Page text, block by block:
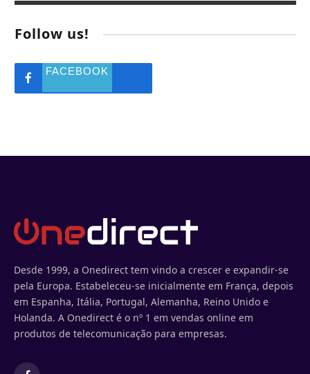
Follow us!
FACEBOOK
Desde 1999, a Onedirect tem vindo a crescer e expandir-se
pela Europa. Estabeleceu-se inicialmente em França, depois
em Espanha, Itália, Portugal, Alemanha, Reino Unido e
Holanda. A Onedirect é o nº 1 em vendas online em
produtos de telecomunicação para empresas.